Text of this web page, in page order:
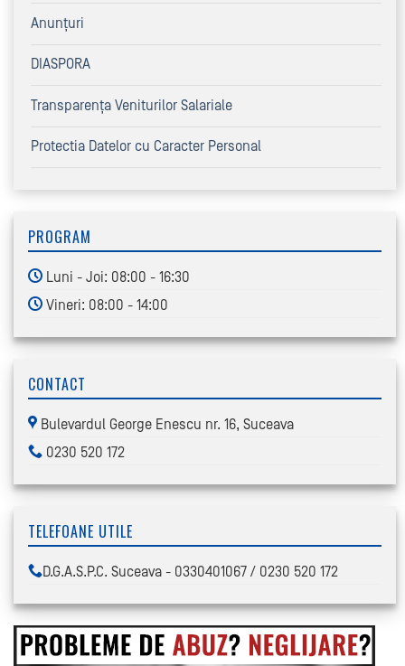
Anunțuri
DIASPORA
Transparența Veniturilor Salariale
Protectia Datelor cu Caracter Personal
PROGRAM
Luni - Joi: 08:00 - 16:30
Vineri: 08:00 - 14:00
CONTACT
Bulevardul George Enescu nr. 16, Suceava
0230 520 172
TELEFOANE UTILE
D.G.A.S.P.C. Suceava - 0330401067 / 0230 520 172